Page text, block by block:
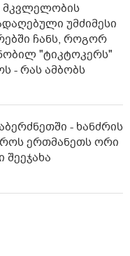
უმძიმესი
ჩანს, როგორ
"ტიკტოკერს"
- რას ამბობს
- ხანძრის
ერთმანეთს ორი